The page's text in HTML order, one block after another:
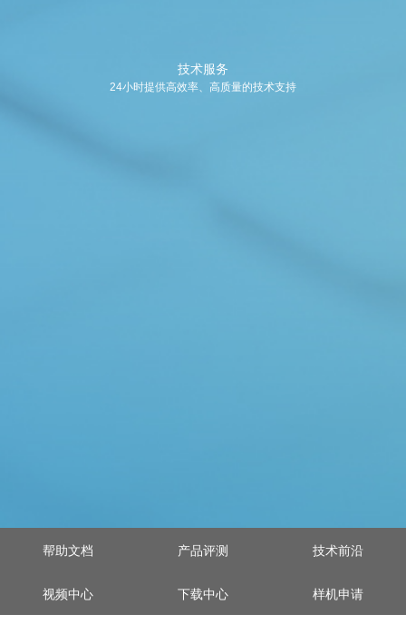
技术服务
24小时提供高效率、高质量的技术支持
帮助文档 产品评测 技术前沿
视频中心 下载中心 样机申请